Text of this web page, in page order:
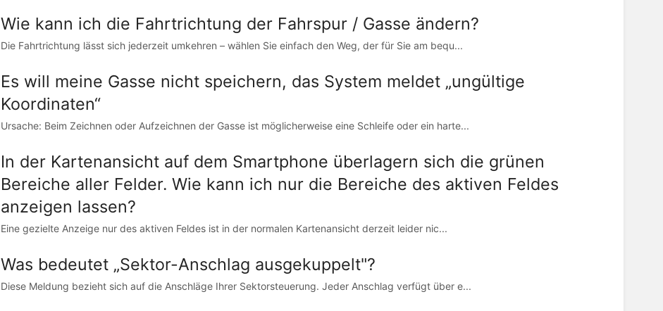
Wie kann ich die Fahrtrichtung der Fahrspur / Gasse ändern?
Die Fahrtrichtung lässt sich jederzeit umkehren – wählen Sie einfach den Weg, der für Sie am bequ...
Es will meine Gasse nicht speichern, das System meldet „ungültige
Koordinaten“
Ursache: Beim Zeichnen oder Aufzeichnen der Gasse ist möglicherweise eine Schleife oder ein harte...
In der Kartenansicht auf dem Smartphone überlagern sich die grünen
Bereiche aller Felder. Wie kann ich nur die Bereiche des aktiven Feldes
anzeigen lassen?
Eine gezielte Anzeige nur des aktiven Feldes ist in der normalen Kartenansicht derzeit leider nic...
Was bedeutet „Sektor-Anschlag ausgekuppelt"?
Diese Meldung bezieht sich auf die Anschläge Ihrer Sektorsteuerung. Jeder Anschlag verfügt über e...